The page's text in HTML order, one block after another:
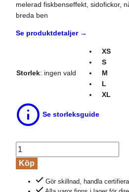
melerad fiskbenseffekt, sidofickor,
breda ben
Se produktdetaljer →
Storlek: ingen vald
XS
S
M
L
XL
Se storleksguide
Finbyxa
dam
LEANDRAA
fiskben
Köp
Gör skillnad, handla